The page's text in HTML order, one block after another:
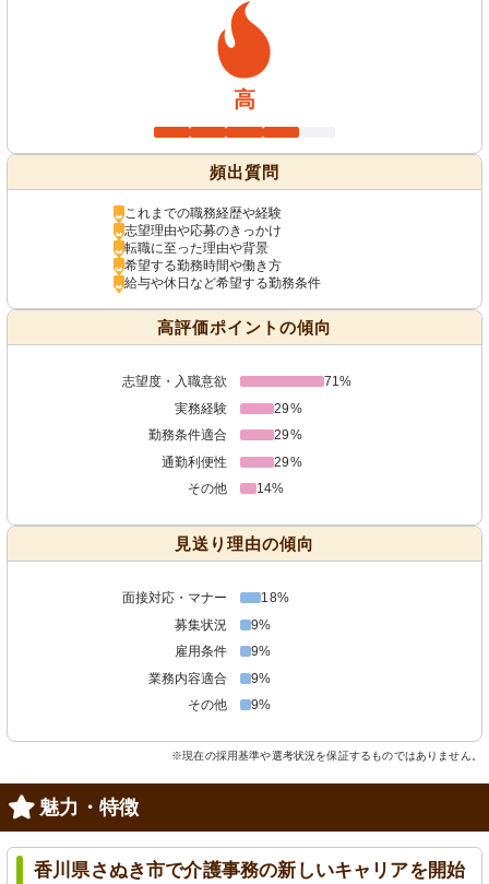
高
頻出質問
これまでの職務経歴や経験
志望理由や応募のきっかけ
転職に至った理由や背景
希望する勤務時間や働き方
給与や休日など希望する勤務条件
高評価ポイントの傾向
志望度・入職意欲
71%
実務経験
29%
勤務条件適合
29%
通勤利便性
29%
その他
14%
見送り理由の傾向
面接対応・マナー
18%
募集状況
9%
雇用条件
9%
業務内容適合
9%
その他
9%
※現在の採用基準や選考状況を保証するものではありません。
魅力・特徴
香川県さぬき市で介護事務の新しいキャリアを開始